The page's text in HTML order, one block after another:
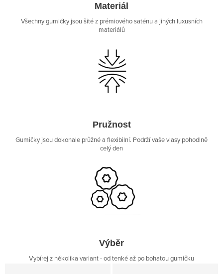
Materiál
Všechny gumičky jsou šité z prémiového saténu a jiných luxusních
materiálů
Pružnost
Gumičky jsou dokonale průžné a flexibilní. Podrží vaše vlasy pohodlně
celý den
Výběr
Vybírej z několika variant - od tenké až po bohatou gumičku